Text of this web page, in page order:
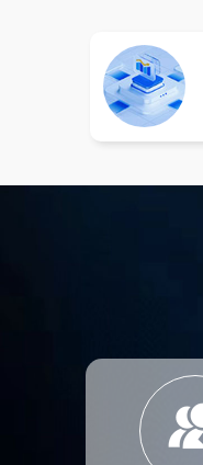
余次。累计